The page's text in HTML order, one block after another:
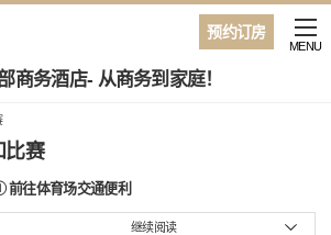
预约订房
商务酒店- 从商务到家庭！
MENU
比赛
前往体育场交通便利
继续阅读